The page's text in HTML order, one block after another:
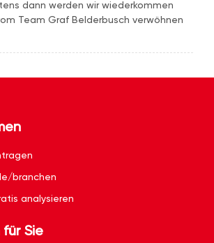
dann werden wir wiederkommen
Team Graf Belderbusch verwöhnen
branchen
analysieren
Sie